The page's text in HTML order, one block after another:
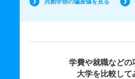
共創学部の偏差値を見る
学費や就職などの
大学を比較して